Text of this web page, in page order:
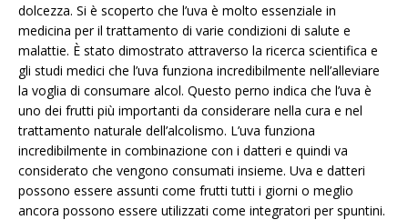
dolcezza. Si è scoperto che l’uva è molto essenziale in
medicina per il trattamento di varie condizioni di salute e
malattie. È stato dimostrato attraverso la ricerca scientifica e
gli studi medici che l’uva funziona incredibilmente nell’alleviare
la voglia di consumare alcol. Questo perno indica che l’uva è
uno dei frutti più importanti da considerare nella cura e nel
trattamento naturale dell’alcolismo. L’uva funziona
incredibilmente in combinazione con i datteri e quindi va
considerato che vengono consumati insieme. Uva e datteri
possono essere assunti come frutti tutti i giorni o meglio
ancora possono essere utilizzati come integratori per spuntini.